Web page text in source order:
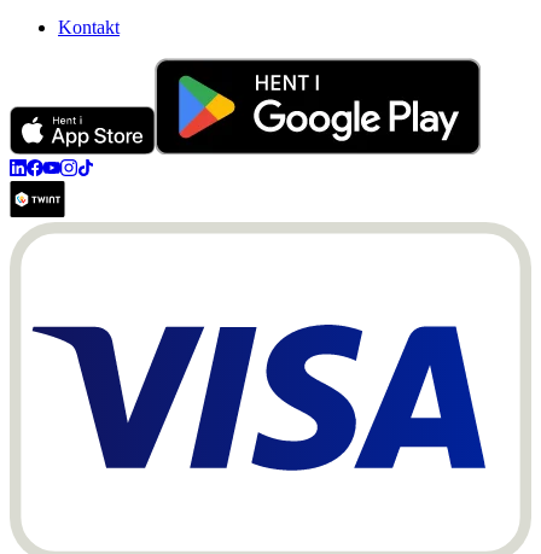
Kontakt